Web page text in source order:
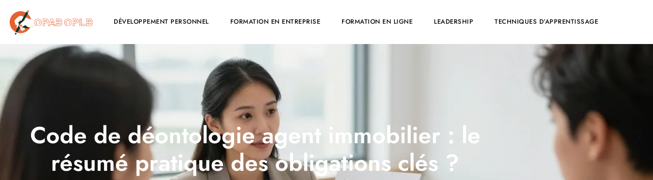
DÉVELOPPEMENT PERSONNEL FORMATION EN ENTREPRISE FORMATION EN LIGNE LEADERSHIP TECHNIQUES D’APPRENTISSAGE
Code de déontologie agent immobilier : le
résumé pratique des obligations clés ?